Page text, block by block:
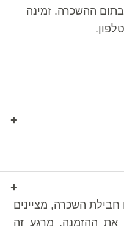
ההשכרה. זמינה
השכרה, מציינים
את ההזמנה. מרגע זה